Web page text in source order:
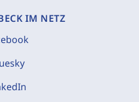
IM NETZ